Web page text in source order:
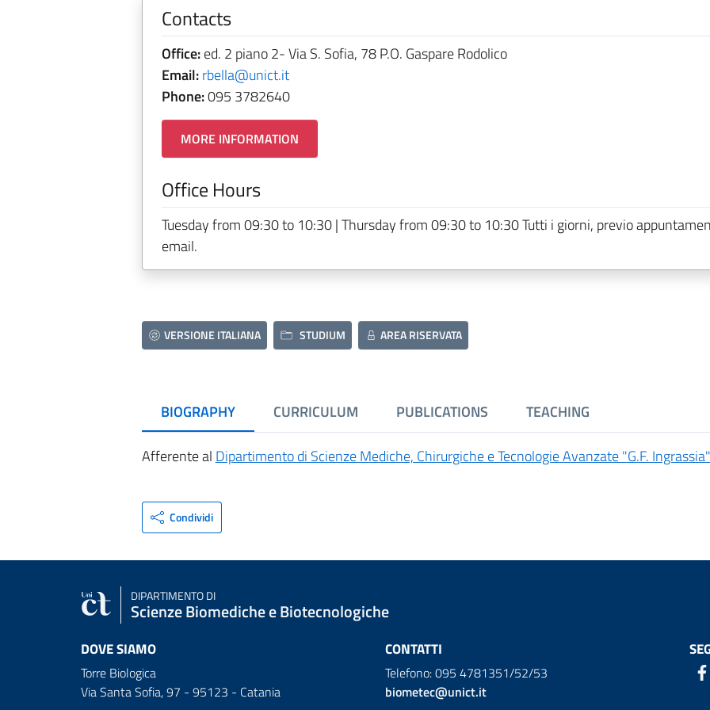
Contacts
Office:ed. 2 piano 2- Via S. Sofia, 78 P.O. Gaspare Rodolico
Email:rbella@unict.it
Phone:095 3782640
MORE INFORMATION
Office Hours
Tuesday from 09:30 to 10:30 | Thursday from 09:30 to 10:30 Tutti i giorni, previo
email.
VERSIONE ITALIANA STUDIUM AREA RISERVATA
BIOGRAPHY CURRICULUM PUBLICATIONS TEACHING
Afferente al Dipartimento di Scienze Mediche, Chirurgiche e Tecnologie Avanzate "G.F.
Condividi
DIPARTIMENTO DI
Scienze Biomediche e Biotecnologiche
DOVE SIAMO
Torre Biologica
Via Santa Sofia, 97 - 95123 - Catania
CONTATTI
Telefono: 095 4781351/52/53
biometec@unict.it